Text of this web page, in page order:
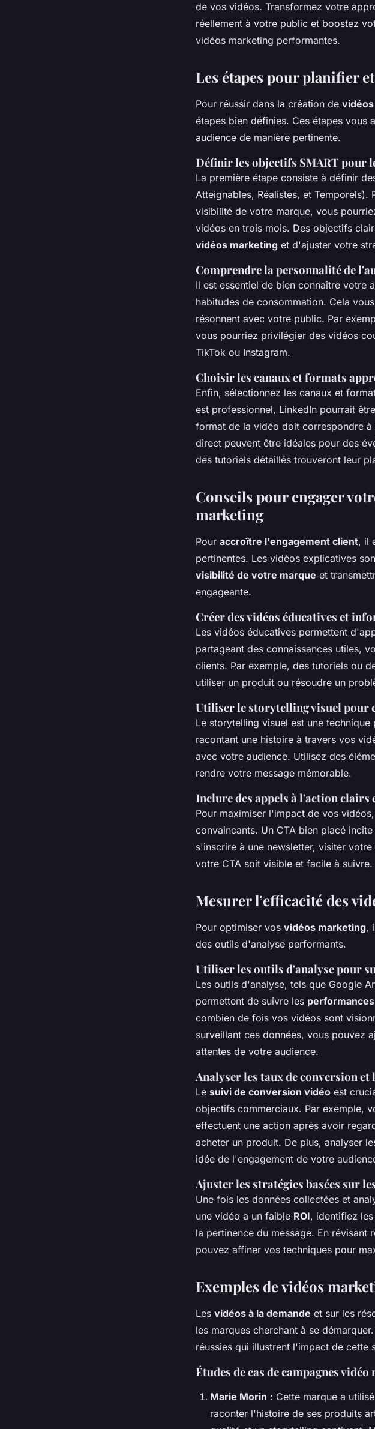
de vos vidéos. Transformez votre
réellement à votre public et boostez
vidéos marketing performantes.
Les étapes pour planifier
Pour réussir dans la création de
étapes bien définies. Ces étapes
audience de manière pertinente.
Définir les objectifs SMART pour
La première étape consiste à définir
Atteignables, Réalistes, et
visibilité de votre marque, vous
vidéos en trois mois. Des objectifs
vidéos marketing et d'ajuster votre
Comprendre la personnalité de
Il est essentiel de bien connaître votre
habitudes de consommation. Cela
résonnent avec votre public. Par
vous pourriez privilégier des vidéos
TikTok ou Instagram.
Choisir les canaux et formats
Enfin, sélectionnez les canaux et
est professionnel, LinkedIn pourrait
format de la vidéo doit correspondre
direct peuvent être idéales pour des
des tutoriels détaillés trouveront leur
Conseils pour engager
marketing
Pour accroître l'engagement client, il
pertinentes. Les vidéos explicatives
visibilité de votre marque et
engageante.
Créer des vidéos éducatives et
Les vidéos éducatives permettent
partageant des connaissances utiles,
clients. Par exemple, des tutoriels ou
utiliser un produit ou résoudre un
Utiliser le storytelling visuel pour
Le storytelling visuel est une technique
racontant une histoire à travers vos
avec votre audience. Utilisez des
rendre votre message mémorable.
Inclure des appels à l'action clairs
Pour maximiser l'impact de vos
convaincants. Un CTA bien placé
s'inscrire à une newsletter, visiter
votre CTA soit visible et facile à suivre.
Mesurer l’efficacité des
Pour optimiser vos vidéos marketing,
des outils d'analyse performants.
Utiliser les outils d'analyse pour
Les outils d'analyse, tels que Google
permettent de suivre les
combien de fois vos vidéos sont
surveillant ces données, vous pouvez
attentes de votre audience.
Analyser les taux de conversion et
Le suivi de conversion vidéo est
objectifs commerciaux. Par exemple,
effectuent une action après avoir
acheter un produit. De plus, analyser
idée de l'engagement de votre
Ajuster les stratégies basées sur
Une fois les données collectées et
une vidéo a un faible ROI, identifiez
la pertinence du message. En révisant
pouvez affiner vos techniques pour
Exemples de vidéos
Les vidéos à la demande et sur les
les marques cherchant à se
réussies qui illustrent l'impact de cette
Études de cas de campagnes vidéo
Marie Morin : Cette marque a
raconter l'histoire de ses produits